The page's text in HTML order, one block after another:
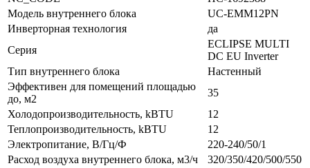
Модель внутреннего блока
UC-EMM12PN
Инверторная технология
да
Серия
ECLIPSE MULTI
DC EU Inverter
Тип внутреннего блока
Настенный
Эффективен для помещений площадью
до, м2
35
Холодопроизводительность, kBTU
12
Теплопроизводительность, kBTU
12
Электропитание, В/Гц/Ф
220-240/50/1
Расход воздуха внутреннего блока, м3/ч
320/350/420/500/550